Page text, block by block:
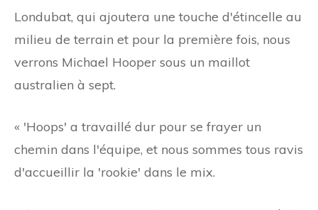
Londubat, qui ajoutera une touche d'étincelle au
milieu de terrain et pour la première fois, nous
verrons Michael Hooper sous un maillot
australien à sept.
« 'Hoops' a travaillé dur pour se frayer un
chemin dans l'équipe, et nous sommes tous ravis
d'accueillir la 'rookie' dans le mix.